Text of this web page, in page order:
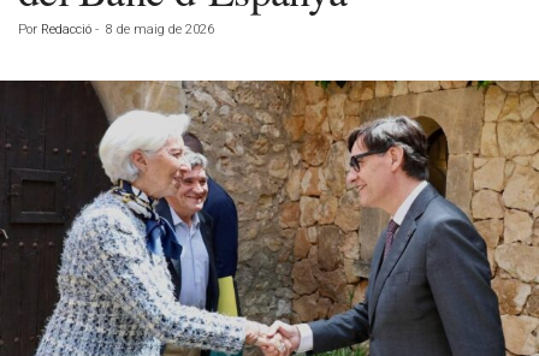
Por Redacció - 8 de maig de 2026